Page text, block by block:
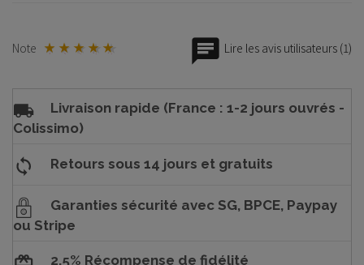
Note Lire les avis utilisateurs (1)
Livraison rapide (France : 1-2 jours ouvrés -
Colissimo)
Retours sous 14 jours et gratuits
Garanties sécurité avec SG, BPCE, Paypay
ou Stripe
2.5% Récompense de fidélité